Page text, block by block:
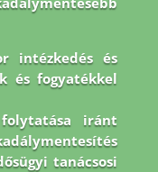
intézkedés és
és fogyatékkel
iránt
tanácsosi